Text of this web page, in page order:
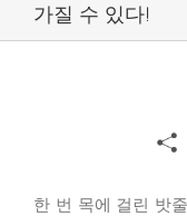
가질 수 있다!
한 번 목에 걸린 밧